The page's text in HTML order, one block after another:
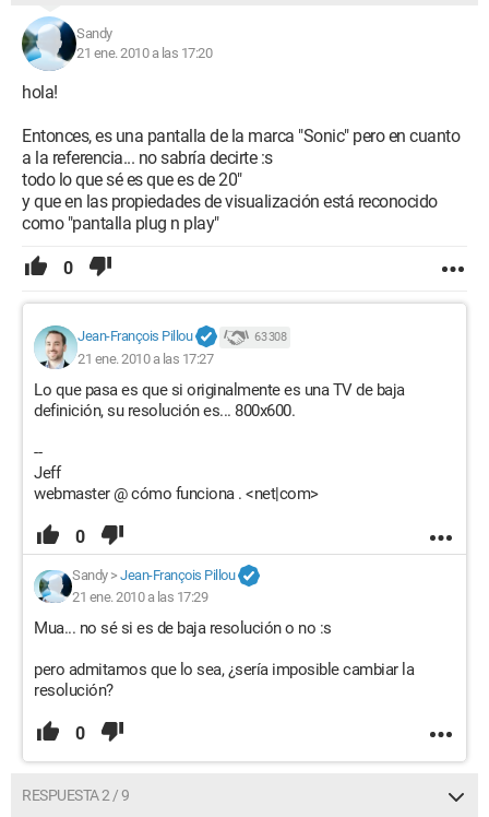
Sandy
21 ene. 2010 a las 17:20
hola!
Entonces, es una pantalla de la marca "Sonic" pero en cuanto
a la referencia... no sabría decirte :s
todo lo que sé es que es de 20"
y que en las propiedades de visualización está reconocido
como "pantalla plug n play"
0
Jean-François Pillou 63 308
21 ene. 2010 a las 17:27
Lo que pasa es que si originalmente es una TV de baja
definición, su resolución es... 800x600.
--
Jeff
webmaster @ cómo funciona . <net|com>
0
Sandy> Jean-François Pillou
21 ene. 2010 a las 17:29
Mua... no sé si es de baja resolución o no :s
pero admitamos que lo sea, ¿sería imposible cambiar la
resolución?
0
RESPUESTA 2 / 9